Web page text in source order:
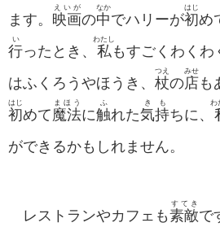
ます。 映画
えいが
の中
なか
でハリーが初
はじ
め
行
い
ったとき、 私
わたし
もすごくわく
はふくろうやほうき、 杖
つえ
の店
みせ
も
初
はじ
めて魔法
まほう
に触
ふ
れた気持
きも
ちに、
わ
ができるかもしれません。
レストランやカフェも素敵
すてき
で